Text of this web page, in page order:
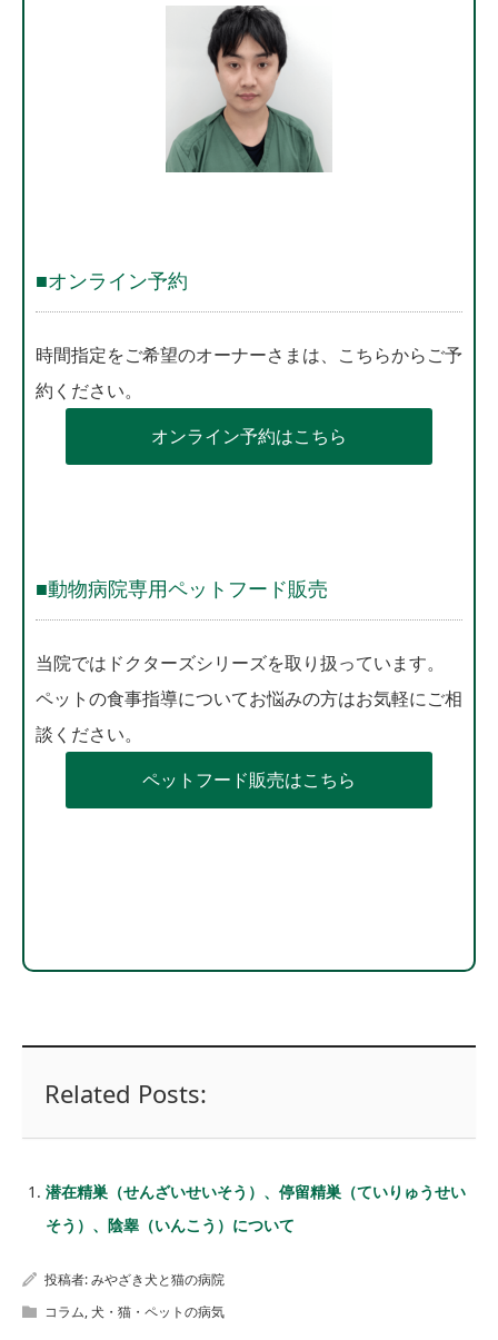
■オンライン予約
時間指定をご希望のオーナーさまは、こちらからご予
約ください。
オンライン予約はこちら
■動物病院専用ペットフード販売
当院ではドクターズシリーズを取り扱っています。
ペットの食事指導についてお悩みの方はお気軽にご相
談ください。
ペットフード販売はこちら
Related Posts:
潜在精巣（せんざいせいそう）、停留精巣（ていりゅうせい
そう）、陰睾（いんこう）について
投稿者:みやざき犬と猫の病院
コラム,犬・猫・ペットの病気